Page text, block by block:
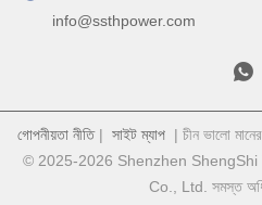
info@ssthpower.com
গোপনীয়তা নীতি| সাইট ম্যাপ | চীন ভালো
© 2025-2026 Shenzhen
Co., Ltd. সমস্ত